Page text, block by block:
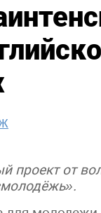
проект от